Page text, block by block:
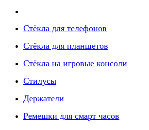
Стёкла для телефонов
Стёкла для планшетов
Стёкла на игровые консоли
Стилусы
Держатели
Ремешки для смарт часов